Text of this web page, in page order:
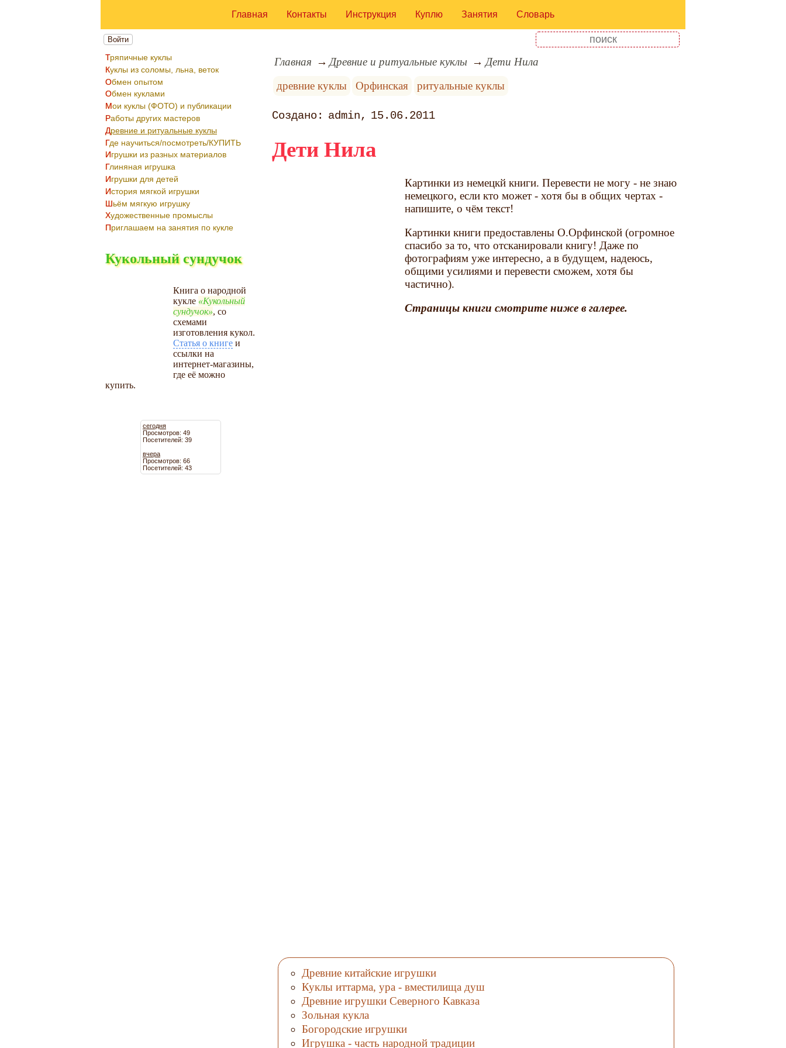
Главная Контакты Инструкция Куплю Занятия Словарь
Войти
Тряпичные куклы
Куклы из соломы, льна, веток
Обмен опытом
Обмен куклами
Мои куклы (ФОТО) и публикации
Работы других мастеров
Древние и ритуальные куклы
Где научиться/посмотреть/КУПИТЬ
Игрушки из разных материалов
Глиняная игрушка
Игрушки для детей
История мягкой игрушки
Шьём мягкую игрушку
Художественные промыслы
Приглашаем на занятия по кукле
Кукольный сундучок
Книга о народной
кукле
Кукольный
сундучок , со
схемами
изготовления кукол.
Статья о книге и
ссылки на
интернет-магазины,
где её можно
купить.
сегодня
Просмотров: 49
Посетителей: 39
вчера
Просмотров: 66
Посетителей: 43
Главная Древние и ритуальные куклы
Дети Нила
древние куклы
Орфинская ритуальные куклы
admin 15.06.2011
Дети Нила
Картинки из немецкй книги. Перевести не могу - не знаю
немецкого, если кто может - хотя бы в общих чертах -
напишите, о чём текст!
Картинки книги предоставлены О.Орфинской (огромное
спасибо за то, что отсканировали книгу! Даже по
фотографиям уже интересно, а в будущем, надеюсь,
общими усилиями и перевести сможем, хотя бы
частично).
Страницы книги смотрите ниже в галерее.
Древние китайские игрушки
Куклы иттарма, ура - вместилища душ
Древние игрушки Северного Кавказа
Зольная кукла
Богородские игрушки
Игрушка - часть народной традиции